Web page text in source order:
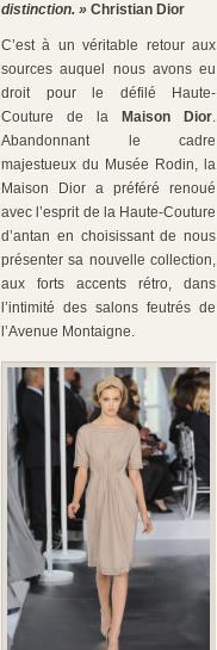
distinction. » Christian Dior
C’est à un véritable retour aux
sources auquel nous avons eu
droit pour le défilé Haute-
Couture de la
Maison Dior.
Abandonnant le cadre
majestueux du Musée Rodin, la
Maison Dior a préféré renoué
avec l’esprit de la Haute-Couture
d’antan en choisissant de nous
présenter sa nouvelle collection,
aux forts accents rétro, dans
l’intimité des salons feutrés de
l’Avenue Montaigne.